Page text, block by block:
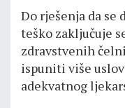
Do rješenja da se
teško zaključuje
zdravstvenih
ispuniti više
adekvatnog